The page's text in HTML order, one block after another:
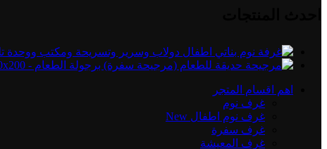
اهم اقسام المتجر
غرف نوم
غرف نوم اطفال New
غرف سفرة
غرف المعيشة